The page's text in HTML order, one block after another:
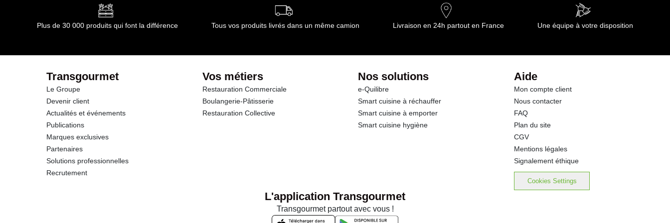
Protéines
Sel
Plus de 30 000 produits qui font la différence Tous vos produits livrés dans un même camion Livraison en 24h partout en France Une équipe à votre disposition
Transgourmet
Le Groupe
Devenir client
Actualités et événements
Publications
Marques exclusives
Partenaires
Solutions professionnelles
Recrutement
Vos métiers
Restauration Commerciale
Boulangerie-Pâtisserie
Restauration Collective
Nos solutions
e-Quilibre
Smart cuisine à réchauffer
Smart cuisine à emporter
Smart cuisine hygiène
Aide
Mon compte client
Nous contacter
FAQ
Plan du site
CGV
Mentions légales
Signalement éthique
Cookies Settings
L'application Transgourmet
Transgourmet partout avec vous !